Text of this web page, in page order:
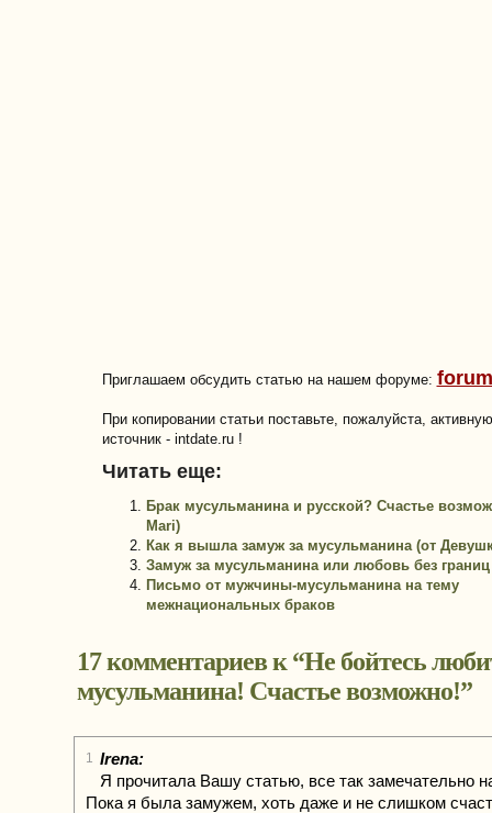
Приглашаем обсудить статью на нашем форуме:
При копировании статьи поставьте, пожалуйста,
источник - intdate.ru !
Читать еще:
Брак мусульманина и русской? Счастье
Mari)
Как я вышла замуж за мусульманина (от
Замуж за мусульманина или любовь без границ
Письмо от мужчины-мусульманина на тему
межнациональных браков
17 комментариев к “Не бойтесь
мусульманина! Счастье возможно!”
1 Irena:
Я прочитала Вашу статью, все так замечательно
Пока я была замужем, хоть даже и не слишком